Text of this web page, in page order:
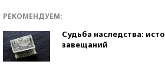
РЕКОМЕНДУЕМ:
Судьба наследства:
завещаний